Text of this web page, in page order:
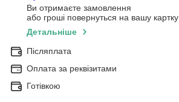
Ви отримаєте замовлення
або гроші повернуться на вашу картку
Детальніше
Післяплата
Оплата за реквізитами
Готівкою